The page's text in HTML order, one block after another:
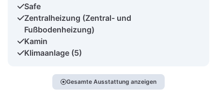
Safe
Zentralheizung (Zentral- und
Fußbodenheizung)
Kamin
Klimaanlage (5)
Gesamte Ausstattung anzeigen